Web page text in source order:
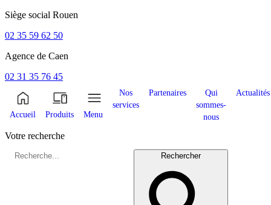
Siège social Rouen
02 35 59 62 50
Agence de Caen
02 31 35 76 45
Accueil Produits Menu
Nos
services
Partenaires
Qui
sommes-
nous
Actualités
Votre recherche
Rechercher